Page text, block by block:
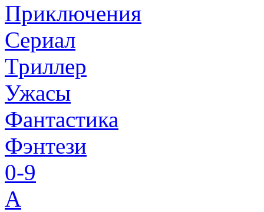
Приключения
Сериал
Триллер
Ужасы
Фантастика
Фэнтези
0-9
A